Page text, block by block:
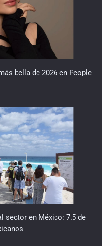
sector en México: 7.5 de
historia del felino que
internet